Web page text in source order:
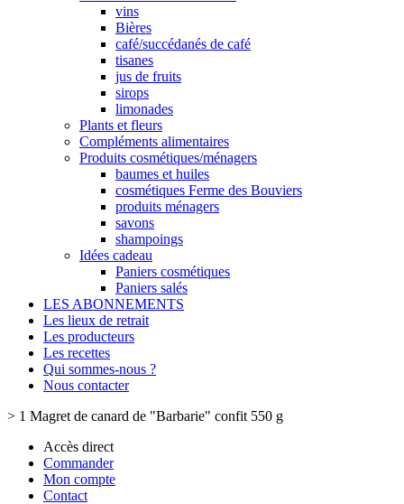
vins
Bières
café/succédanés de café
tisanes
jus de fruits
sirops
limonades
Plants et fleurs
Compléments alimentaires
Produits cosmétiques/ménagers
baumes et huiles
cosmétiques Ferme des Bouviers
produits ménagers
savons
shampoings
Idées cadeau
Paniers cosmétiques
Paniers salés
LES ABONNEMENTS
Les lieux de retrait
Les producteurs
Les recettes
Qui sommes-nous ?
Nous contacter
> 1 Magret de canard de "Barbarie" confit 550 g
Accès direct
Commander
Mon compte
Contact